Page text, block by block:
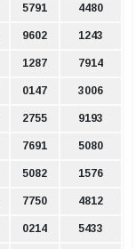
5791 4480
9602 1243
1287 7914
0147 3006
2755 9193
7691 5080
5082 1576
7750 4812
0214 5433